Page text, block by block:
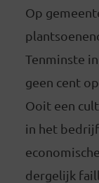
Op
Tenminste
geen cent
Ooit een
in het
dergelijk